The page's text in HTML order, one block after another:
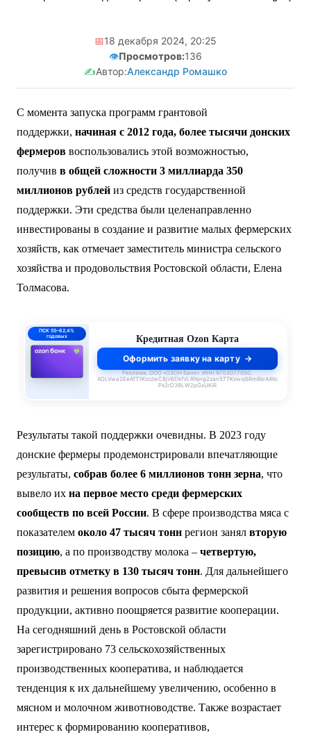
📅18 декабря 2024, 20:25
👁️Просмотров:136
✍️Автор:Александр Ромашко
С момента запуска программ грантовой
поддержки, начиная с 2012 года, более тысячи донских
фермероввоспользовались этой возможностью,
получив в общей сложности 3 миллиарда 350
миллионов рублейиз средств государственной
поддержки. Эти средства были целенаправленно
инвестированы в создание и развитие малых фермерских
хозяйств, как отмечает заместитель министра сельского
хозяйства и продовольствия Ростовской области, Елена
Толмасова.
ПСК 55–62,4%
годовых
Кредитная Ozon Карта
Оформить заявку на карту
Реклама. ООО «ОЗОН Банк». ИНН 9703077050.
ADLVwa2EeAfT1KcczwC8jV6DkfVLRNjng2zan577Kxwsj6Rm8krAAYo
Px2rD39LW2pGxUKiR
Результаты такой поддержки очевидны. В 2023 году
донские фермеры продемонстрировали впечатляющие
результаты, собрав более 6 миллионов тонн зерна, что
вывело их на первое место среди фермерских
сообществ по всей России. В сфере производства мяса с
показателем около 47 тысяч тоннрегион занял вторую
позицию, а по производству молока – четвертую,
превысив отметку в 130 тысяч тонн. Для дальнейшего
развития и решения вопросов сбыта фермерской
продукции, активно поощряется развитие кооперации.
На сегодняшний день в Ростовской области
зарегистрировано 73 сельскохозяйственных
производственных кооператива, и наблюдается
тенденция к их дальнейшему увеличению, особенно в
мясном и молочном животноводстве. Также возрастает
интерес к формированию кооперативов,